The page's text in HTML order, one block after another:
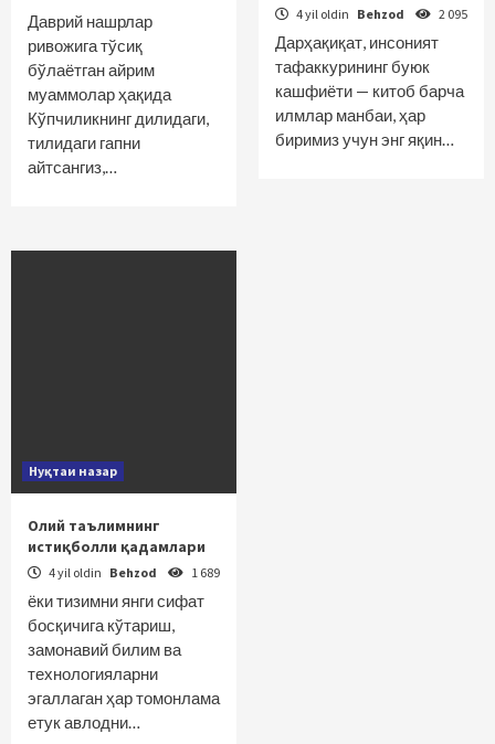
Даврий нашрлар
ривожига тўсиқ
бўлаётган айрим
муаммолар ҳақида
Кўпчиликнинг дилидаги,
тилидаги гапни
айтсангиз,…
4 yil oldin Behzod 2 095
Дарҳақиқат, инсоният
тафаккурининг буюк
кашфиёти — китоб барча
илмлар манбаи, ҳар
биримиз учун энг яқин…
Нуқтаи назар
Олий таълимнинг
истиқболли қадамлари
4 yil oldin Behzod 1 689
ёки тизимни янги сифат
босқичига кўтариш,
замонавий билим ва
технологияларни
эгаллаган ҳар томонлама
етук авлодни…